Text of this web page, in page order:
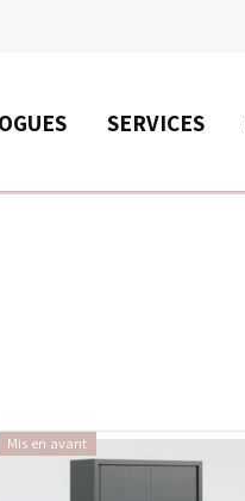
SERVICES
Mis en avant